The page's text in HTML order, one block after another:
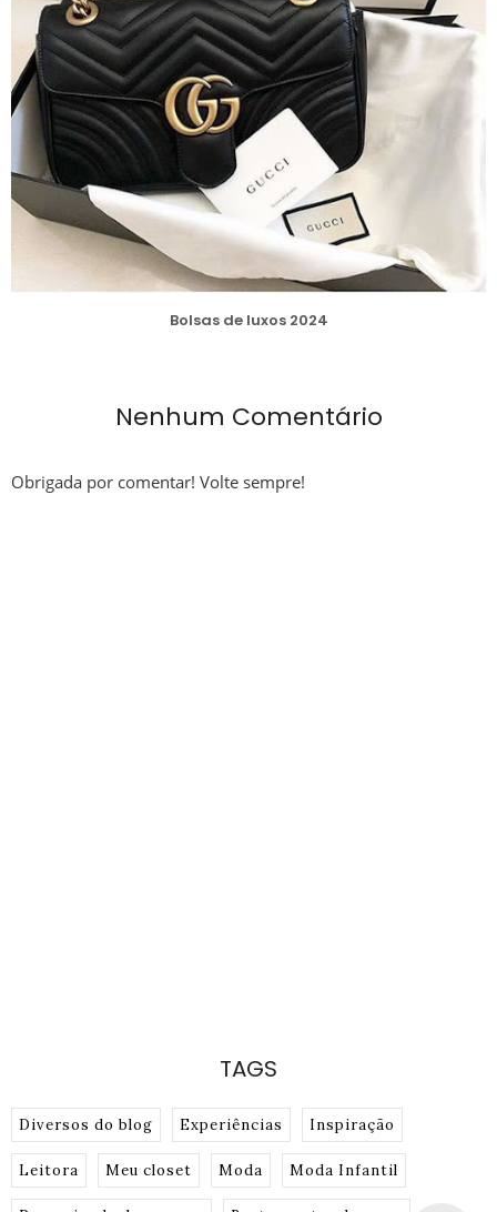
Bolsas de luxos 2024
Nenhum Comentário
Obrigada por comentar! Volte sempre!
TAGS
Diversos do blog Experiências Inspiração
Leitora Meu closet Moda Moda Infantil